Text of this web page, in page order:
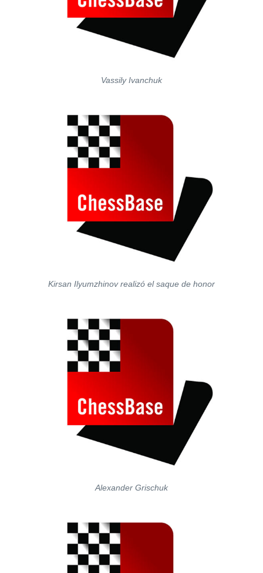
Vassily Ivanchuk
Kirsan Ilyumzhinov realizó el saque de honor
Alexander Grischuk